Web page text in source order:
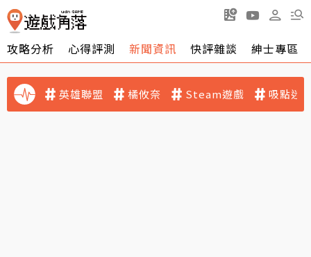
攻略分析 心得評測 新聞資訊 快評雜談 紳士專區
英雄聯盟 橘攸奈 Steam遊戲 吸點迷